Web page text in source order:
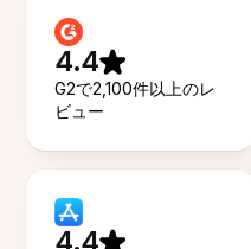
4.4
G2で2,100件以上のレ
ビュー
4.4